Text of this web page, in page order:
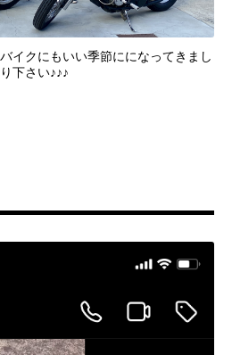
イクにもいい季節にになってきまし
下さい♪♪♪